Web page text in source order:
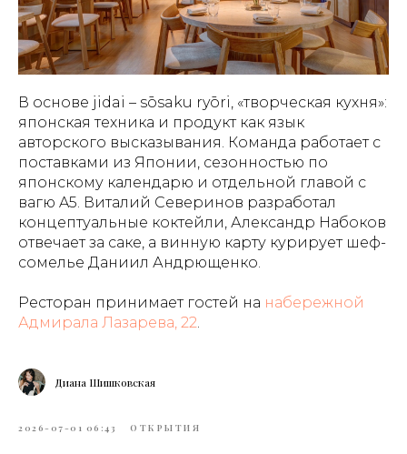
В основе jidai – sōsaku ryōri, «творческая кухня»:
японская техника и продукт как язык
авторского высказывания. Команда работает с
поставками из Японии, сезонностью по
японскому календарю и отдельной главой с
вагю A5. Виталий Северинов разработал
концептуальные коктейли, Александр Набоков
отвечает за саке, а винную карту курирует шеф-
сомелье Даниил Андрющенко.
Ресторан принимает гостей на набережной
Адмирала Лазарева, 22.
Диана Шишковская
2026-07-01 06:43 ОТКРЫТИЯ